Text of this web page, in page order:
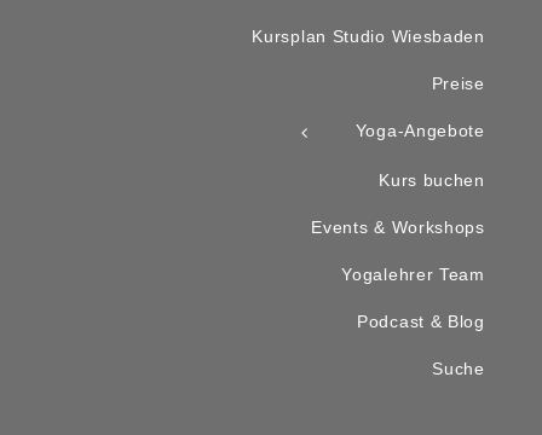
Kursplan Studio Wiesbaden
Preise
Yoga-Angebote
Kurs buchen
Events & Workshops
Yogalehrer Team
Podcast & Blog
Suche